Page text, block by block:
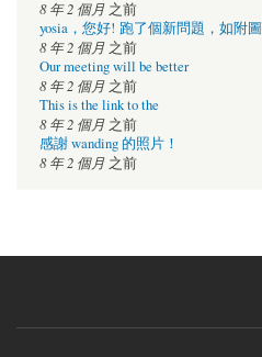
8 年 2 個月 之前
yosia，您好! 跑了個新問題，如附圖
8 年 2 個月 之前
Our meeting will be better
8 年 2 個月 之前
This is the link to the
8 年 2 個月 之前
感謝 wanding 的照片！
8 年 2 個月 之前